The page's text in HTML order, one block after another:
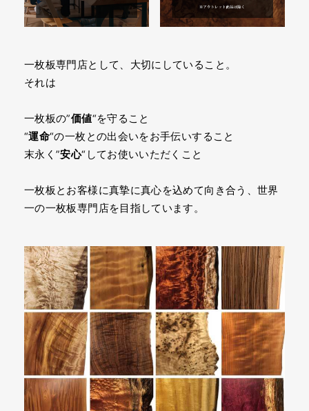
一枚板専門店として、大切にしていること。
それは
一枚板の”価値“を守ること
“運命“の一枚との出会いをお手伝いすること
末永く”安心“してお使いいただくこと
一枚板とお客様に真摯に真心を込めて向き合う、世界
一の一枚板専門店を目指しています。